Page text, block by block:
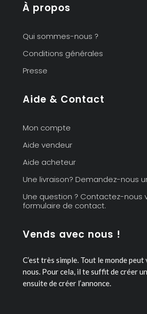
À propos
Qui sommes-nous ?
Conditions générales
Presse
Aide & Contact
Mon compte
Aide vendeur
Aide acheteur
Une livraison? Demandez-nous
Une question ? Contactez-nous
formulaire de contact.
Vends avec nous !
C’est très simple. Tout le monde peut
nous. Pour cela, il te suffit de créer
ensuite de créer l’annonce.